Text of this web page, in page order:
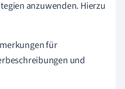
anzuwenden. Hierzu
für
und